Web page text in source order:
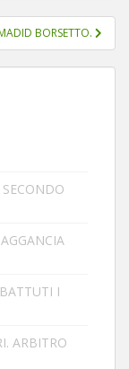
BORSETTO.
I
ARBITRO